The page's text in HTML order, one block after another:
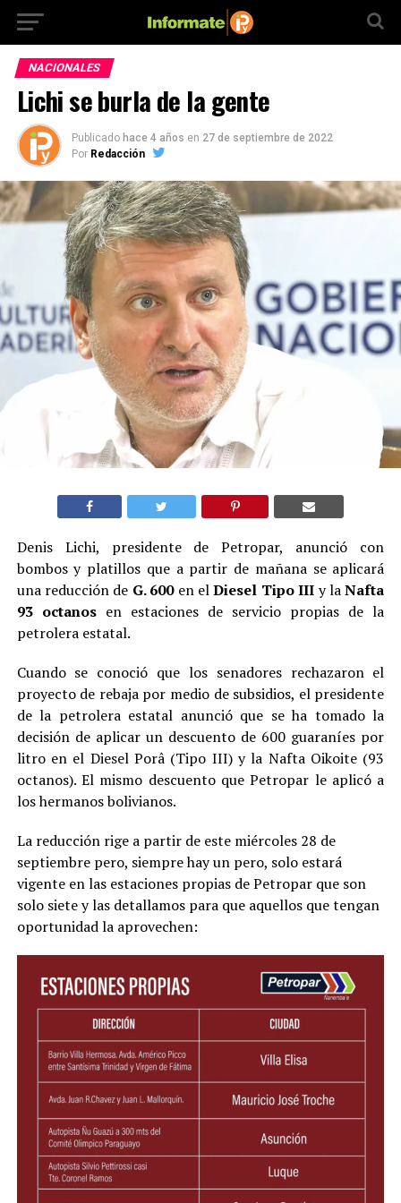
NACIONALES
Lichi se burla de la gente
Publicado hace 4 años en 27 de septiembre de 2022
Por Redacción
Denis Lichi, presidente de Petropar, anunció con
bombos y platillos que a partir de mañana se aplicará
una reducción de G. 600en elDiesel Tipo III y laNafta
93 octanos en estaciones de servicio propias de la
petrolera estatal.
Cuando se conoció que los senadores rechazaron el
proyecto de rebaja por medio de subsidios, el presidente
de la petrolera estatal anunció que se ha tomado la
decisión de aplicar un descuento de 600 guaraníes por
litro en el Diesel Porâ (Tipo III) y la Nafta Oikoite (93
octanos). El mismo descuento que Petropar le aplicó a
los hermanos bolivianos.
La reducción rige a partir de este miércoles 28 de
septiembre pero, siempre hay un pero, solo estará
vigente en las estaciones propias de Petropar que son
solo siete y las detallamos para que aquellos que tengan
oportunidad la aprovechen: